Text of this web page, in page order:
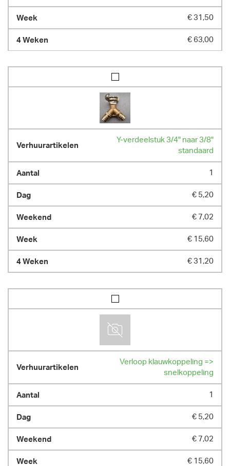
€ 31,50
€ 63,00
Y-verdeelstuk 3/4" naar 3/8"
standaard
1
€ 5,20
€ 7,02
€ 15,60
€ 31,20
Verloop klauwkoppeling =>
snelkoppeling
1
€ 5,20
€ 7,02
€ 15,60